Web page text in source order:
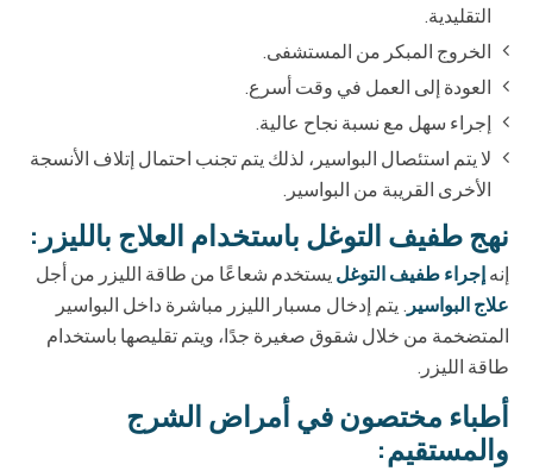
التقليدية.
الخروج المبكر من المستشفى.
العودة إلى العمل في وقت أسرع.
إجراء سهل مع نسبة نجاح عالية.
لا يتم استئصال البواسير، لذلك يتم تجنب احتمال إتلاف الأنسجة
الأخرى القريبة من البواسير.
نهج طفيف التوغل باستخدام العلاج بالليزر:
إنهإجراء طفيف التوغل يستخدم شعاعًا من طاقة الليزر من أجل
علاج البواسير . يتم إدخال مسبار الليزر مباشرة داخل البواسير
المتضخمة من خلال شقوق صغيرة جدًا، ويتم تقليصها باستخدام
طاقة الليزر.
أطباء مختصون في أمراض الشرج
والمستقيم: